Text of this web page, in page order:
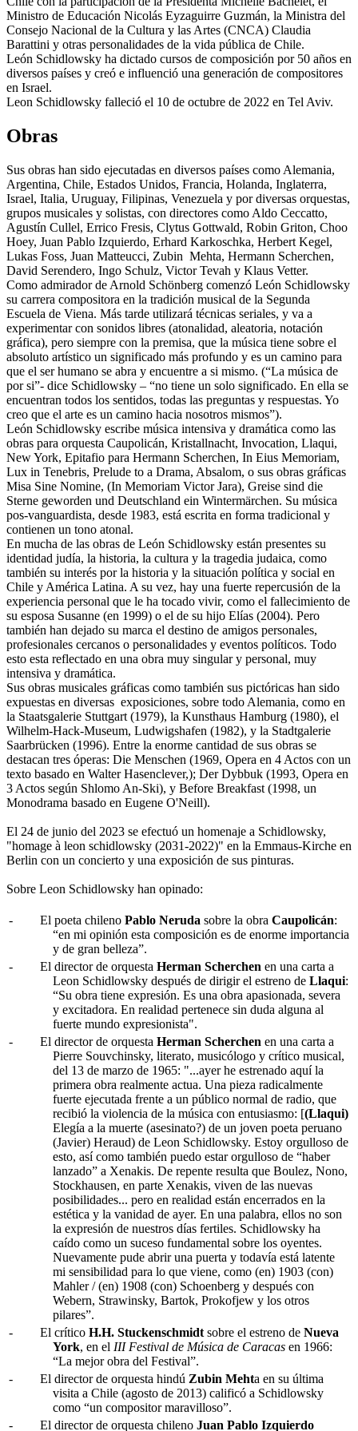
Ministro de Educación Nicolás Eyzaguirre Guzmán, la Ministra del
Consejo Nacional de la Cultura y las Artes (CNCA) Claudia
Barattini y otras personalidades de la vida pública de Chile.
León Schidlowsky ha dictado cursos de composición por 50 años en
diversos países y creó e influenció una generación de compositores
en Israel.
Leon Schidlowsky falleció el 10 de octubre de 2022 en Tel Aviv.
Obras
Sus obras han sido ejecutadas en diversos países como Alemania,
Argentina, Chile, Estados Unidos, Francia, Holanda, Inglaterra,
Israel, Italia, Uruguay, Filipinas, Venezuela y por diversas orquestas,
grupos musicales y solistas, con directores como Aldo Ceccatto,
Agustín Cullel, Errico Fresis, Clytus Gottwald, Robin Griton, Choo
Hoey, Juan Pablo Izquierdo, Erhard Karkoschka, Herbert Kegel,
Lukas Foss, Juan Matteucci, Zubin Mehta, Hermann Scherchen,
David Serendero, Ingo Schulz, Victor Tevah y Klaus Vetter.
Como admirador de Arnold Schönberg comenzó León Schidlowsky
su carrera compositora en la tradición musical de la Segunda
Escuela de Viena. Más tarde utilizará técnicas seriales, y va a
experimentar con sonidos libres (atonalidad, aleatoria, notación
gráfica), pero siempre con la premisa, que la música tiene sobre el
absoluto artístico un significado más profundo y es un camino para
que el ser humano se abra y encuentre a si mismo. (“La música de
por si”- dice Schidlowsky – “no tiene un solo significado. En ella se
encuentran todos los sentidos, todas las preguntas y respuestas. Yo
creo que el arte es un camino hacia nosotros mismos”).
León Schidlowsky escribe música intensiva y dramática como las
obras para orquesta Caupolicán, Kristallnacht, Invocation, Llaqui,
New York, Epitafio para Hermann Scherchen, In Eius Memoriam,
Lux in Tenebris, Prelude to a Drama, Absalom, o sus obras gráficas
Misa Sine Nomine, (In Memoriam Victor Jara), Greise sind die
Sterne geworden und Deutschland ein Wintermärchen. Su música
pos-vanguardista, desde 1983, está escrita en forma tradicional y
contienen un tono atonal.
En mucha de las obras de León Schidlowsky están presentes su
identidad judía, la historia, la cultura y la tragedia judaica, como
también su interés por la historia y la situación política y social en
Chile y América Latina. A su vez, hay una fuerte repercusión de la
experiencia personal que le ha tocado vivir, como el fallecimiento de
su esposa Susanne (en 1999) o el de su hijo Elías (2004). Pero
también han dejado su marca el destino de amigos personales,
profesionales cercanos o personalidades y eventos políticos. Todo
esto esta reflectado en una obra muy singular y personal, muy
intensiva y dramática.
Sus obras musicales gráficas como también sus pictóricas han sido
expuestas en diversas exposiciones, sobre todo Alemania, como en
la Staatsgalerie Stuttgart (1979), la Kunsthaus Hamburg (1980), el
Wilhelm-Hack-Museum, Ludwigshafen (1982), y la Stadtgalerie
Saarbrücken (1996). Entre la enorme cantidad de sus obras se
destacan tres óperas: Die Menschen (1969, Opera en 4 Actos con un
texto basado en Walter Hasenclever,); Der Dybbuk (1993, Opera en
3 Actos según Shlomo An-Ski), y Before Breakfast (1998, un
Monodrama basado en Eugene O'Neill).
El 24 de junio del 2023 se efectuó un homenaje a Schidlowsky,
"homage à leon schidlowsky (2031-2022)" en la Emmaus-Kirche en
Berlin con un concierto y una exposición de sus pinturas.
Sobre Leon Schidlowsky han opinado:
- El poeta chileno Pablo Neruda sobre la obra Caupolicán:
“en mi opinión esta composición es de enorme importancia
y de gran belleza”.
-
El director de orquesta Herman Scherchen en una carta a
Leon Schidlowsky después de dirigir el estreno de Llaqui:
“Su obra tiene expresión. Es una obra apasionada, severa
y excitadora. En realidad pertenece sin duda alguna al
fuerte mundo expresionista".
-
El director de orquesta Herman Scherchen en una carta a
Pierre Souvchinsky, literato, musicólogo y crítico musical,
del 13 de marzo de 1965: "...ayer he estrenado aquí la
primera obra realmente actua. Una pieza radicalmente
fuerte ejecutada frente a un público normal de radio, que
recibió la violencia de la música con entusiasmo: [(Llaqui)
Elegía a la muerte (asesinato?) de un joven poeta peruano
(Javier) Heraud) de Leon Schidlowsky. Estoy orgulloso de
esto, así como también puedo estar orgulloso de “haber
lanzado” a Xenakis. De repente resulta que Boulez, Nono,
Stockhausen, en parte Xenakis, viven de las nuevas
posibilidades... pero en realidad están encerrados en la
estética y la vanidad de ayer. En una palabra, ellos no son
la expresión de nuestros días fertiles. Schidlowsky ha
caído como un suceso fundamental sobre los oyentes.
Nuevamente pude abrir una puerta y todavía está latente
mi sensibilidad para lo que viene, como (en) 1903 (con)
Mahler / (en) 1908 (con) Schoenberg y después con
Webern, Strawinsky, Bartok, Prokofjew y los otros
pilares”.
-
El crítico H.H. Stuckenschmidt sobre el estreno de Nueva
York, en el III Festival de Música de Caracas en 1966:
“La mejor obra del Festival”.
-
El director de orquesta hindú Zubin Mehta en su última
visita a Chile (agosto de 2013) calificó a Schidlowsky
como “un compositor maravilloso”.
-
El director de orquesta chileno Juan Pablo Izquierdo